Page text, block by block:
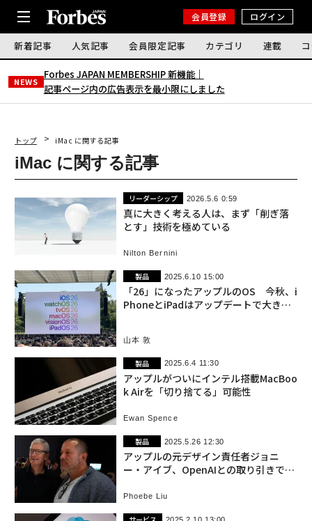
会員登録 ログイン
新着記事 人気記事 会員限定記事 カテゴリ 連載
NEWS
Forbes JAPAN MEMBERSHIP 新機能｜
記事ページ内の広告表示を最小限にしました
トップ iMac に関する記事
iMac に関する記事
リーダーシップ 2026.5.6 0:59
真に大きく考える人は、まず「削ぎ落
とす」技術を極めている
Nilton Bernini
製品 2025.6.10 15:00
「26」になったアップルのOS 今秋、i
PhoneとiPadはアップデートで大きく
山本 敦
製品 2025.6.4 11:30
アップルがついにインテル搭載MacBoo
k Airを「切り捨てる」可能性
Ewan Spence
製品 2025.5.26 12:30
アップルの元デザイン責任者ジョニ
ー・アイブ、OpenAIとの取り引きでビ
Phoebe Liu